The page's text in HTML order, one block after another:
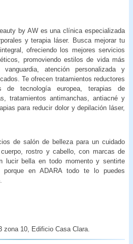
by AW es una clínica especializada
y terapia láser. Busca mejorar tu
ofreciendo los mejores servicios
promoviendo estilos de vida más
atención personalizada y
Te ofrecen tratamientos reductores
tecnología europea, terapias de
tratamientos antimanchas, antiacné y
para reducir dolor y depilación láser,
de salón de belleza para un cuidado
rostro y cabello, con marcas de
lucir bella en todo momento y sentirte
porque en ADARA todo te lo puedes
zona 10, Edificio Casa Clara.